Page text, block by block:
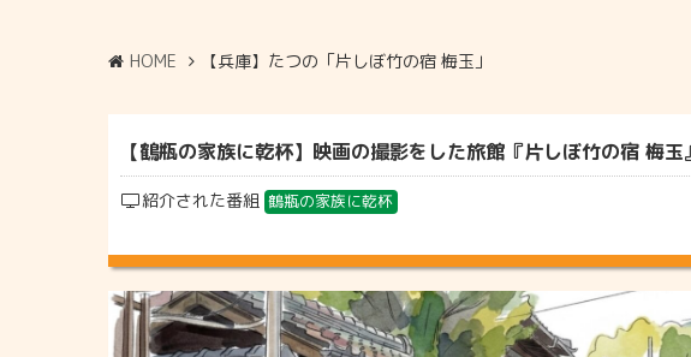
HOME 【兵庫】たつの「片しぼ竹の宿 梅玉」
【鶴瓶の家族に乾杯】映画の撮影をした旅館『片しぼ竹の宿
紹介された番組 鶴瓶の家族に乾杯